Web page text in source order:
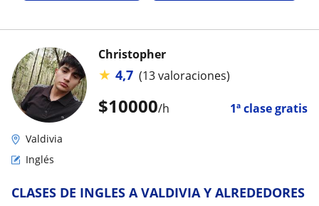
$10000/h 1ª clase gratis
Christopher
★ 4,7 (13 valoraciones)
Valdivia
Inglés
CLASES DE INGLES A VALDIVIA Y ALREDEDORES